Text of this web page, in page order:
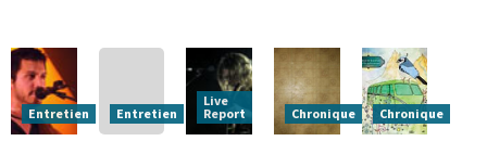
Entretien Entretien
Live
Report
Chronique Chronique